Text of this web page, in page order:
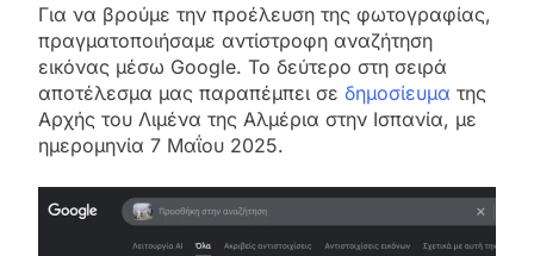
Για να βρούμε την προέλευση της φωτογραφίας,
πραγματοποιήσαμε αντίστροφη αναζήτηση
εικόνας μέσω Google. Το δεύτερο στη σειρά
αποτέλεσμα μας παραπέμπει σε δημοσίευμα της
Αρχής του Λιμένα της Αλμέρια στην Ισπανία, με
ημερομηνία 7 Μαΐου 2025.